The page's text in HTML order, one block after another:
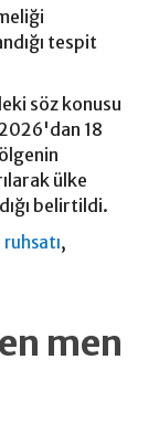
tespit
söz konusu
18
ülke
belirtildi.
,
men